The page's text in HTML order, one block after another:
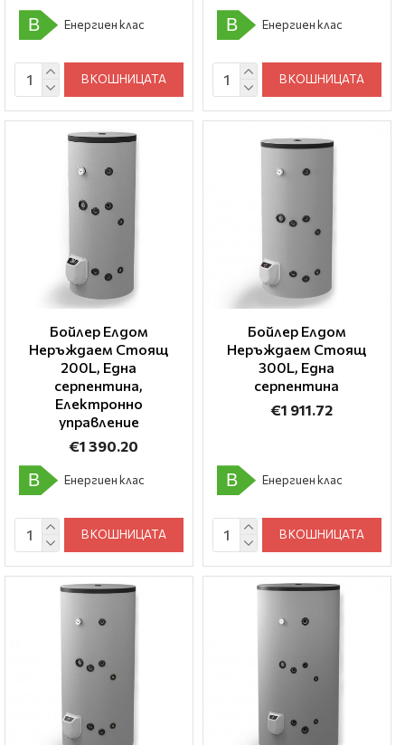
B Енергиен клас
В КОШНИЦАТА
B Енергиен клас
В КОШНИЦАТА
Бойлер Елдом
Неръждаем Стоящ
200L, Една
серпентина,
Електронно
управление
€1 390.20
B Енергиен клас
В КОШНИЦАТА
Бойлер Елдом
Неръждаем Стоящ
300L, Една
серпентина
€1 911.72
B Енергиен клас
В КОШНИЦАТА